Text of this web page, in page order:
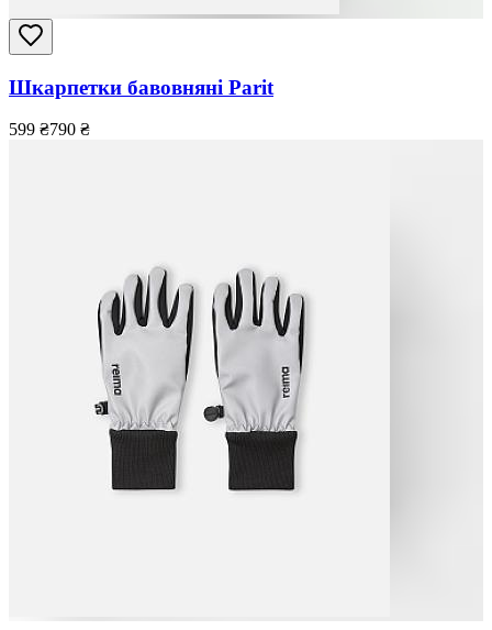
Шкарпетки бавовняні Parit
599 ₴790 ₴